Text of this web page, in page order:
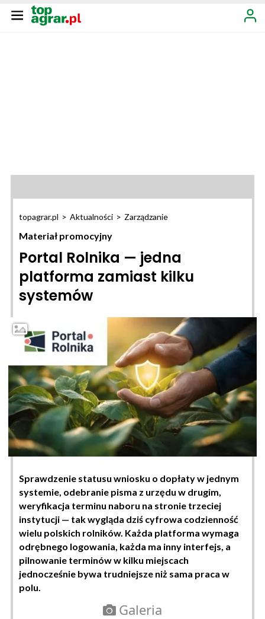
topagrar.pl > Aktualności > Zarządzanie
Materiał promocyjny
Portal Rolnika — jedna
platforma zamiast kilku
systemów
Sprawdzenie statusu wniosku o dopłaty w jednym
systemie, odebranie pisma z urzędu w drugim,
weryfikacja terminu naboru na stronie trzeciej
instytucji — tak wygląda dziś cyfrowa codzienność
wielu polskich rolników. Każda platforma wymaga
odrębnego logowania, każda ma inny interfejs, a
pilnowanie terminów w kilku miejscach
jednocześnie bywa trudniejsze niż sama praca w
polu.
Galeria